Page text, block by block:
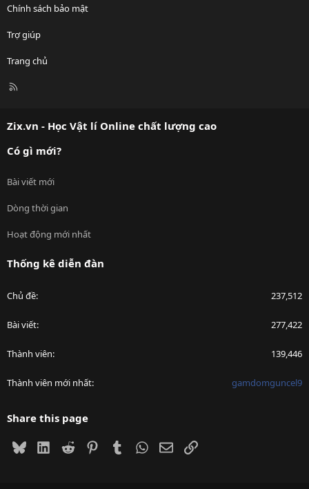
Chính sách bảo mật
Trợ giúp
Trang chủ
R
Zix.vn - Học Vật lí Online chất lượng cao
Có gì mới?
Bài viết mới
Dòng thời gian
Hoạt động mới nhất
Thống kê diễn đàn
Chủ đề 237,512
Bài viết 277,422
Thành viên 139,446
Thành viên mới nhất gamdomguncel9
Share this page
BlueskyLinkedIn
Reddit PinterestTumblrWhatsApp
EmailLink